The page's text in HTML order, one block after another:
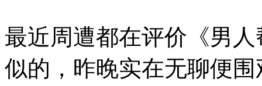
最近周遭都在评价《男
似的，昨晚实在无聊便